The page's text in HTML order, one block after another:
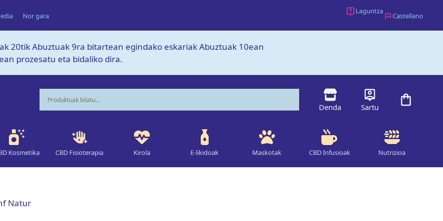
Laguntza
Castellano
Nor gara
20tik Abuztuak 9ra bitartean egindako eskariak Abuztuak 10ean
prozesatu eta bidaliko dira.
Sartu
Denda
Kosmetika CBD Fisioterapia Kirola E-likidoak Maskotak CBD Infusioak Nutrizioa
Natur